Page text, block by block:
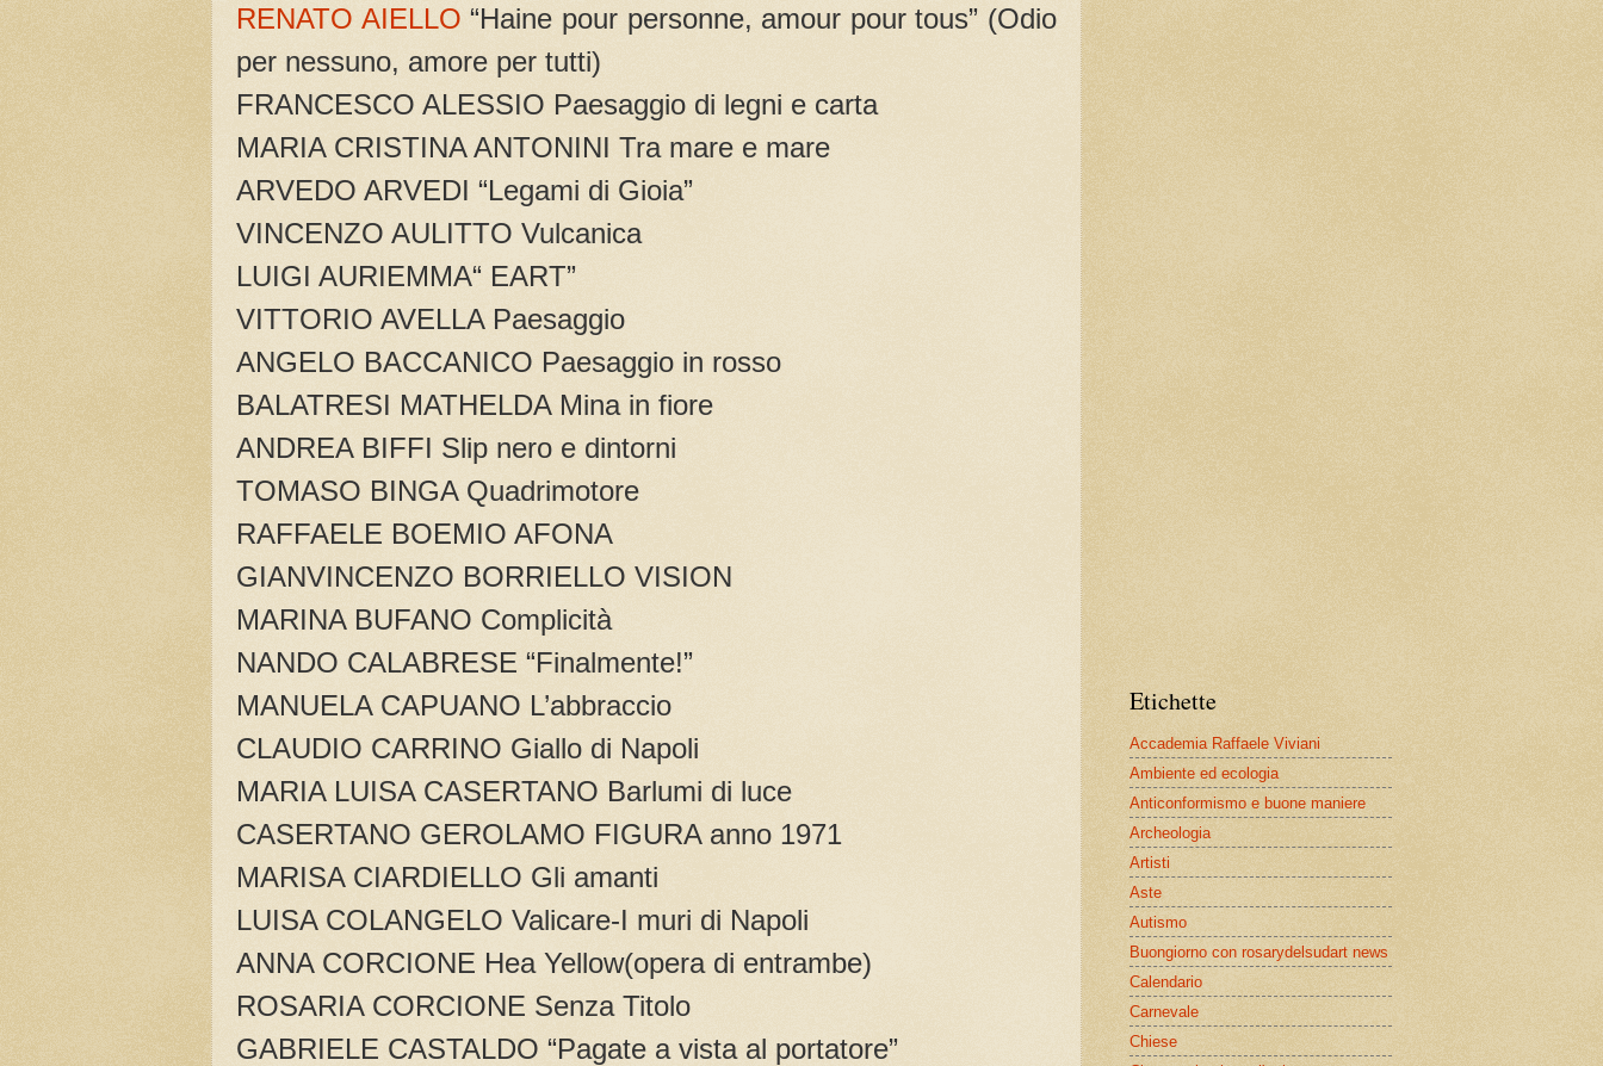
RENATO AIELLO “Haine pour personne, amour pour tous” (Odio
per nessuno, amore per tutti)
FRANCESCO ALESSIO Paesaggio di legni e carta
MARIA CRISTINA ANTONINI Tra mare e mare
ARVEDO ARVEDI “Legami di Gioia”
VINCENZO AULITTO Vulcanica
LUIGI AURIEMMA“ EART”
VITTORIO AVELLA Paesaggio
ANGELO BACCANICO Paesaggio in rosso
BALATRESI MATHELDA Mina in fiore
ANDREA BIFFI Slip nero e dintorni
TOMASO BINGA Quadrimotore
RAFFAELE BOEMIO AFONA
GIANVINCENZO BORRIELLO VISION
MARINA BUFANO Complicità
NANDO CALABRESE “Finalmente!”
MANUELA CAPUANO L’abbraccio
CLAUDIO CARRINO Giallo di Napoli
MARIA LUISA CASERTANO Barlumi di luce
CASERTANO GEROLAMO FIGURA anno 1971
MARISA CIARDIELLO Gli amanti
LUISA COLANGELO Valicare-I muri di Napoli
ANNA CORCIONE Hea Yellow(opera di entrambe)
ROSARIA CORCIONE Senza Titolo
GABRIELE CASTALDO “Pagate a vista al portatore”
Etichette
Accademia Raffaele Viviani
Ambiente ed ecologia
Anticonformismo e buone maniere
Archeologia
Artisti
Aste
Autismo
Buongiorno con rosarydelsudart news
Calendario
Carnevale
Chiese